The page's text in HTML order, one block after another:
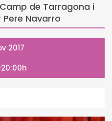
de Tarragona i
Navarro
2017